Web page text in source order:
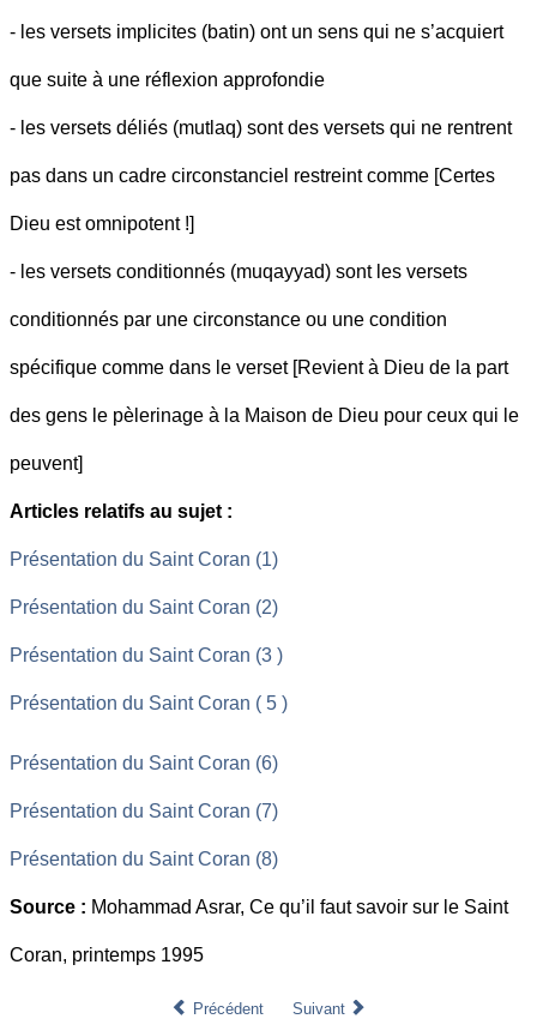
- les versets implicites (batin) ont un sens qui ne s’acquiert
que suite à une réflexion approfondie
- les versets déliés (mutlaq) sont des versets qui ne rentrent
pas dans un cadre circonstanciel restreint comme [Certes
Dieu est omnipotent !]
- les versets conditionnés (muqayyad) sont les versets
conditionnés par une circonstance ou une condition
spécifique comme dans le verset [Revient à Dieu de la part
des gens le pèlerinage à la Maison de Dieu pour ceux qui le
peuvent]
Articles relatifs au sujet :
Présentation du Saint Coran (1)
Présentation du Saint Coran (2)
Présentation du Saint Coran (3 )
Présentation du Saint Coran ( 5 )
Présentation du Saint Coran (6)
Présentation du Saint Coran (7)
Présentation du Saint Coran (8)
Source : Mohammad Asrar, Ce qu’il faut savoir sur le Saint
Coran, printemps 1995
Précédent Suivant